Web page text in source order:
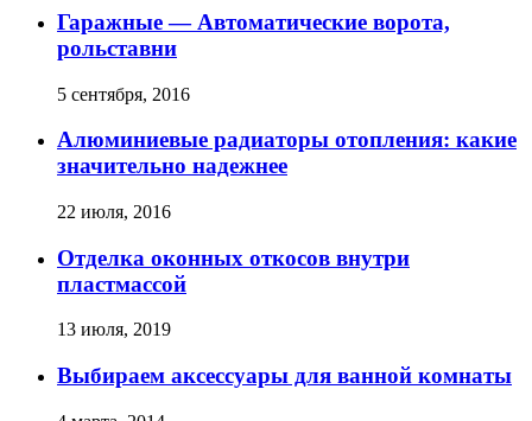
Гаражные — Автоматические ворота,
рольставни
5 сентября, 2016
Алюминиевые радиаторы отопления: какие
значительно надежнее
22 июля, 2016
Отделка оконных откосов внутри
пластмассой
13 июля, 2019
Выбираем аксессуары для ванной комнаты